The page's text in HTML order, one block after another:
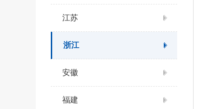
江苏
浙江
安徽
福建